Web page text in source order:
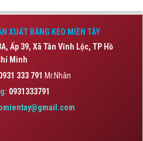
XUẤT BĂNG KEO MIỀN TÂY
Ấp 39, Xã Tân Vĩnh Lộc, TP Hồ
Minh
333 791 Mr.Nhân
0931333791